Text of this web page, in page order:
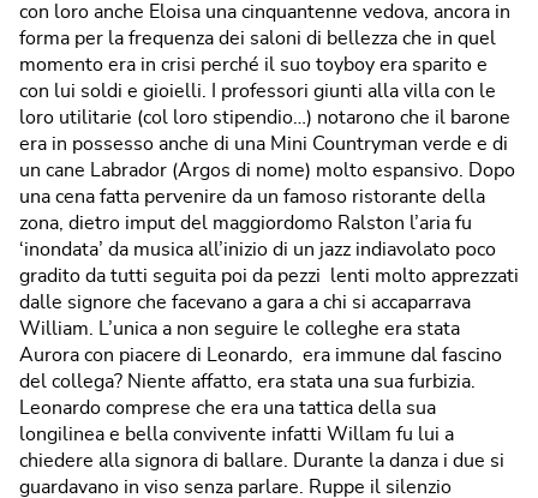
con loro anche Eloisa una cinquantenne vedova, ancora in
forma per la frequenza dei saloni di bellezza che in quel
momento era in crisi perché il suo toyboy era sparito e
con lui soldi e gioielli. I professori giunti alla villa con le
loro utilitarie (col loro stipendio…) notarono che il barone
era in possesso anche di una Mini Countryman verde e di
un cane Labrador (Argos di nome) molto espansivo. Dopo
una cena fatta pervenire da un famoso ristorante della
zona, dietro imput del maggiordomo Ralston l’aria fu
‘inondata’ da musica all’inizio di un jazz indiavolato poco
gradito da tutti seguita poi da pezzi lenti molto apprezzati
dalle signore che facevano a gara a chi si accaparrava
William. L’unica a non seguire le colleghe era stata
Aurora con piacere di Leonardo, era immune dal fascino
del collega? Niente affatto, era stata una sua furbizia.
Leonardo comprese che era una tattica della sua
longilinea e bella convivente infatti Willam fu lui a
chiedere alla signora di ballare. Durante la danza i due si
guardavano in viso senza parlare. Ruppe il silenzio